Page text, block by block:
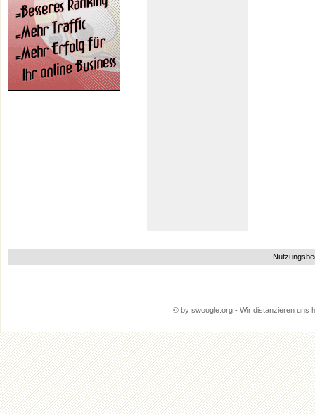
© by swoogle.org - Wir distanzieren uns